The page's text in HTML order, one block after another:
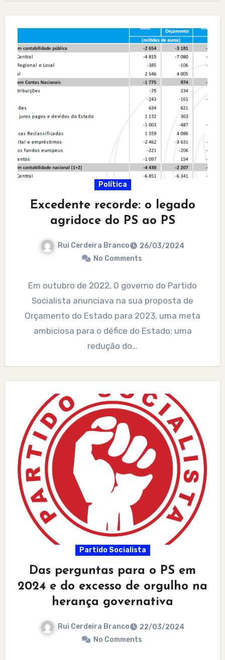
Política
Excedente recorde: o legado
agridoce do PS ao PS
Rui Cerdeira Branco
26/03/2024
No Comments
Em outubro de 2022, 0 governo do Partido
Socialista anunciava na sua proposta de
Orçamento do Estado para 2023, uma meta
ambiciosa para o défice do Estado: uma
redução do…
Partido Socialista
Das perguntas para o PS em
2024 e do excesso de orgulho na
herança governativa
Rui Cerdeira Branco
22/03/2024
No Comments